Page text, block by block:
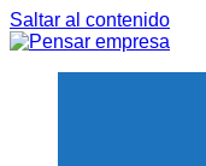
Saltar al contenido